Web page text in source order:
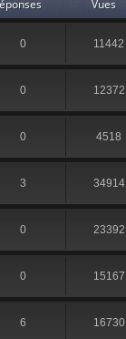
Vues
0 11442
0 12372
0 4518
3 34914
0 23392
0 15167
6 16730